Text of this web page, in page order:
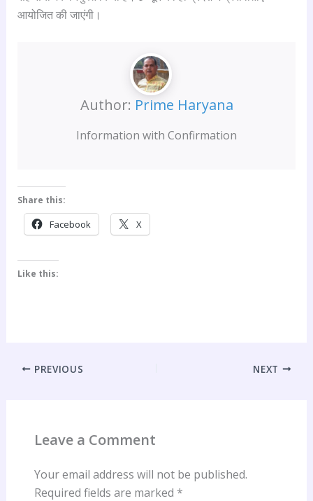
आयोजित की जाएंगी।
Author: Prime Haryana
Information with Confirmation
Share this:
Facebook X
Like this:
PREVIOUS NEXT
Leave a Comment
Your email address will not be published.
Required fields are marked *